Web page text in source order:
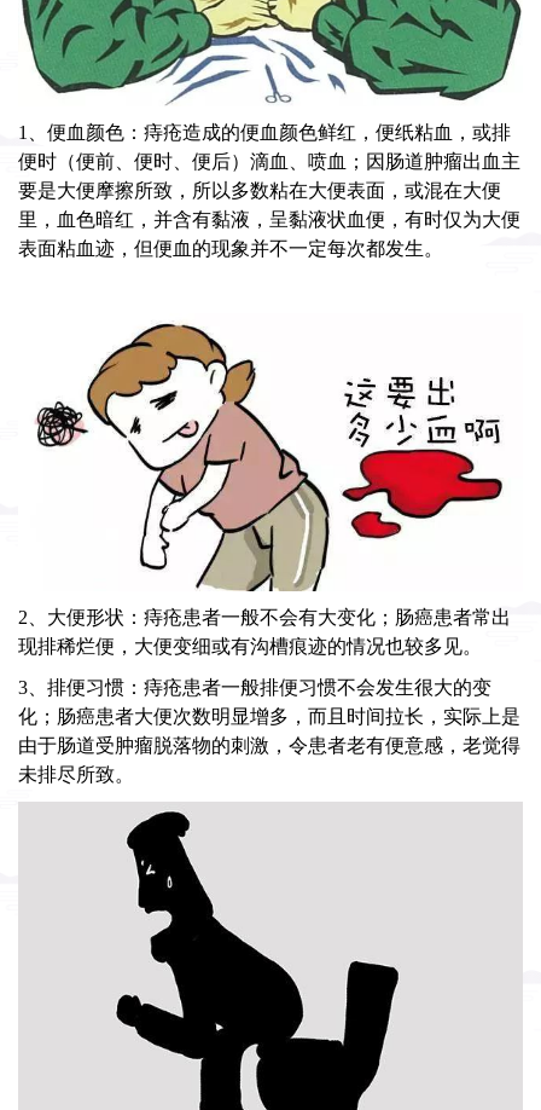
1、便血颜色：痔疮造成的便血颜色鲜红，便纸粘血，或排
便时（便前、便时、便后）滴血、喷血；因肠道肿瘤出血主
要是大便摩擦所致，所以多数粘在大便表面，或混在大便
里，血色暗红，并含有黏液，呈黏液状血便，有时仅为大便
表面粘血迹，但便血的现象并不一定每次都发生。
2、大便形状：痔疮患者一般不会有大变化；肠癌患者常出
现排稀烂便，大便变细或有沟槽痕迹的情况也较多见。
3、排便习惯：痔疮患者一般排便习惯不会发生很大的变
化；肠癌患者大便次数明显增多，而且时间拉长，实际上是
由于肠道受肿瘤脱落物的刺激，令患者老有便意感，老觉得
未排尽所致。